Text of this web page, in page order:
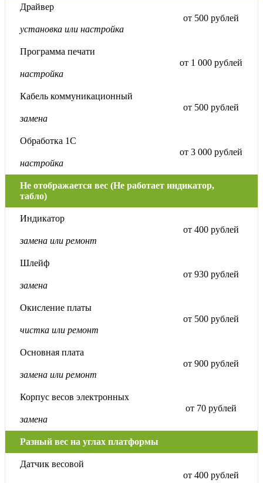
Драйвер
установка или настройка
от 500 рублей
Программа печати
настройка
от 1 000 рублей
Кабель коммуникационный
замена
от 500 рублей
Обработка 1С
настройка
от 3 000 рублей
Не отображается вес (Не работает индикатор,
табло)
Индикатор
замена или ремонт
от 400 рублей
Шлейф
замена
от 930 рублей
Окисление платы
чистка или ремонт
от 500 рублей
Основная плата
замена или ремонт
от 900 рублей
Корпус весов электронных
замена
от 70 рублей
Разный вес на углах платформы
Датчик весовой
от 400 рублей